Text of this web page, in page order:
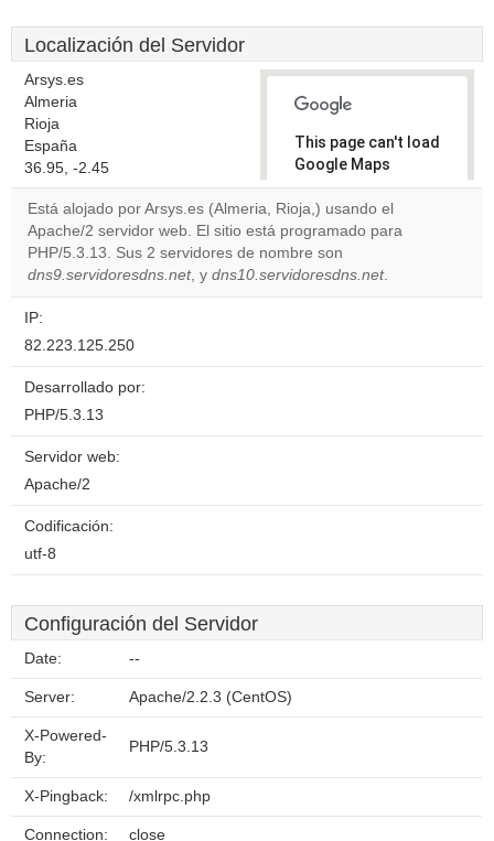
Localización del Servidor
Arsys.es
Almeria
Rioja
España
36.95, -2.45
This page can't load
Google Maps
correctly.
Do you
own this
website?
Está alojado por Arsys.es (Almeria, Rioja,) usando el
Apache/2 servidor web. El sitio está programado para
PHP/5.3.13. Sus 2 servidores de nombre son
dns9.servidoresdns.net, y dns10.servidoresdns.net.
IP:
82.223.125.250
Desarrollado por:
PHP/5.3.13
Servidor web:
Apache/2
Codificación:
utf-8
Configuración del Servidor
Date: --
Server: Apache/2.2.3 (CentOS)
X-Powered-
By:
PHP/5.3.13
X-Pingback: /xmlrpc.php
Connection: close